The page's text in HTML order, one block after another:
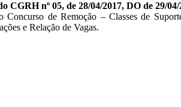
CGRH nº 05, de 28/04/2017, DO de 29/04/
Concurso de Remoção – Classes de
e Relação de Vagas.